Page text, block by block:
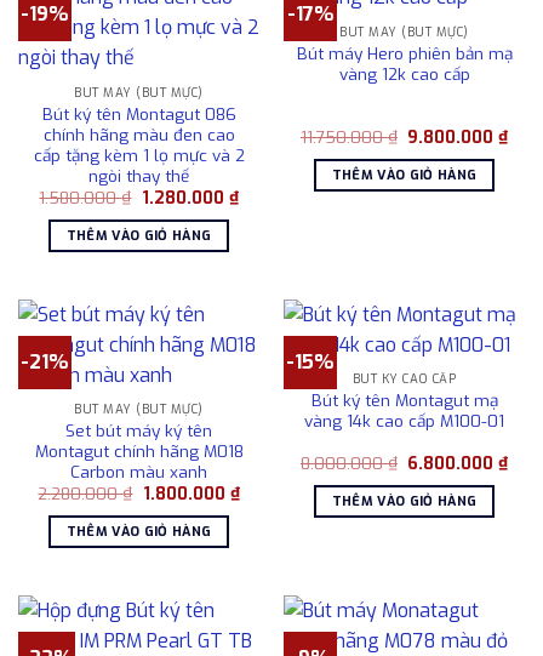
-19%
BÚT MÁY (BÚT MỰC)
Bút ký tên Montagut 086
chính hãng màu đen cao
cấp tặng kèm 1 lọ mực và 2
ngòi thay thế
1.580.000₫ Giá
là:
1.580.000 ₫.
1.280.000 ₫Giá
hiện
THÊM VÀO GIỎ HÀNG
-17%
BÚT MÁY (BÚT MỰC)
Bút máy Hero phiên bản mạ
vàng 12k cao cấp
11.750.000₫ Giá
là:
11.750.000 ₫.
9.800.000₫Giá
hiện
THÊM VÀO GIỎ HÀNG
-21%
BÚT MÁY (BÚT MỰC)
Set bút máy ký tên
Montagut chính hãng M018
Carbon màu xanh
2.280.000₫ Giá
là:
2.280.000 ₫.
1.800.000 ₫Giá
hiện
THÊM VÀO GIỎ HÀNG
-15%
BÚT KÝ CAO CẤP
Bút ký tên Montagut mạ
vàng 14k cao cấp M100-01
8.000.000₫ Giá
là:
8.000.000 ₫.
6.800.000₫Giá
hiện
THÊM VÀO GIỎ HÀNG